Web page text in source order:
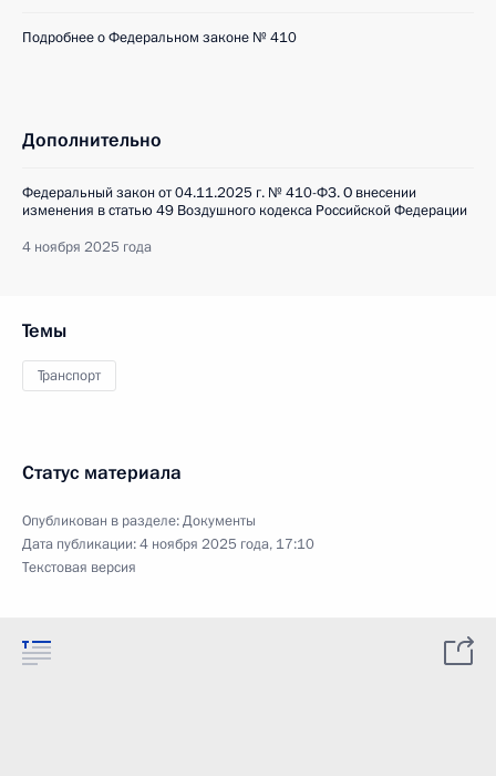
Подробнее о Федеральном законе № 410
Дополнительно
Федеральный закон от 04.11.2025 г. № 410-ФЗ. О внесении
изменения в статью 49 Воздушного кодекса Российской Федерации
4 ноября 2025 года
Темы
Транспорт
Статус материала
Опубликован в разделе:Документы
Дата публикации:4 ноября 2025 года, 17:10
Текстовая версия